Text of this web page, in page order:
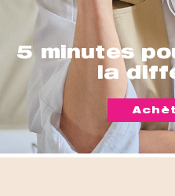
5 minutes
la